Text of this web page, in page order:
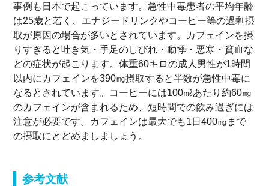
事例も日本で起こっています。急性中毒患者の平均年齢
は25歳と若く、エナジードリンクやコーヒー等の過剰摂
取が原因の場合が多いとされています。カフェインを摂
りすぎると吐き気・手足のしびれ・動悸・悪寒・貧血な
どの症状が起こります。体重60キロの成人男性が1時間
以内にカフェインを390㎎摂取すると半数が急性中毒に
なるとされています。コーヒーには100㎖あたり約60㎎
のカフェインが含まれるため、短時間での飲み過ぎには
注意が必要です。カフェインは最大でも1日400㎎まで
の摂取にとどめましましょう。
参考文献